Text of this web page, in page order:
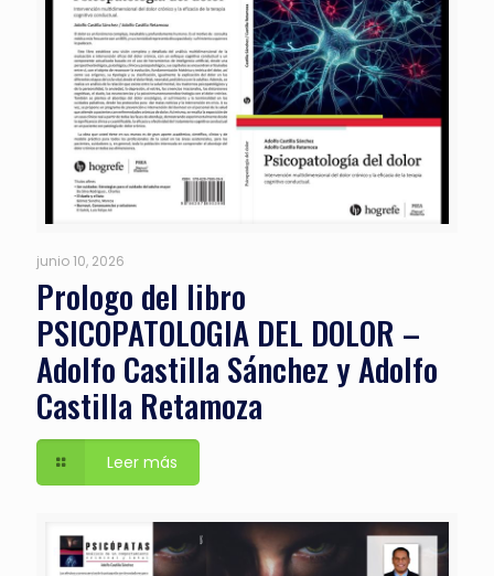
junio 10, 2026
Prologo del libro
PSICOPATOLOGIA DEL DOLOR –
Adolfo Castilla Sánchez y Adolfo
Castilla Retamoza
Leer más